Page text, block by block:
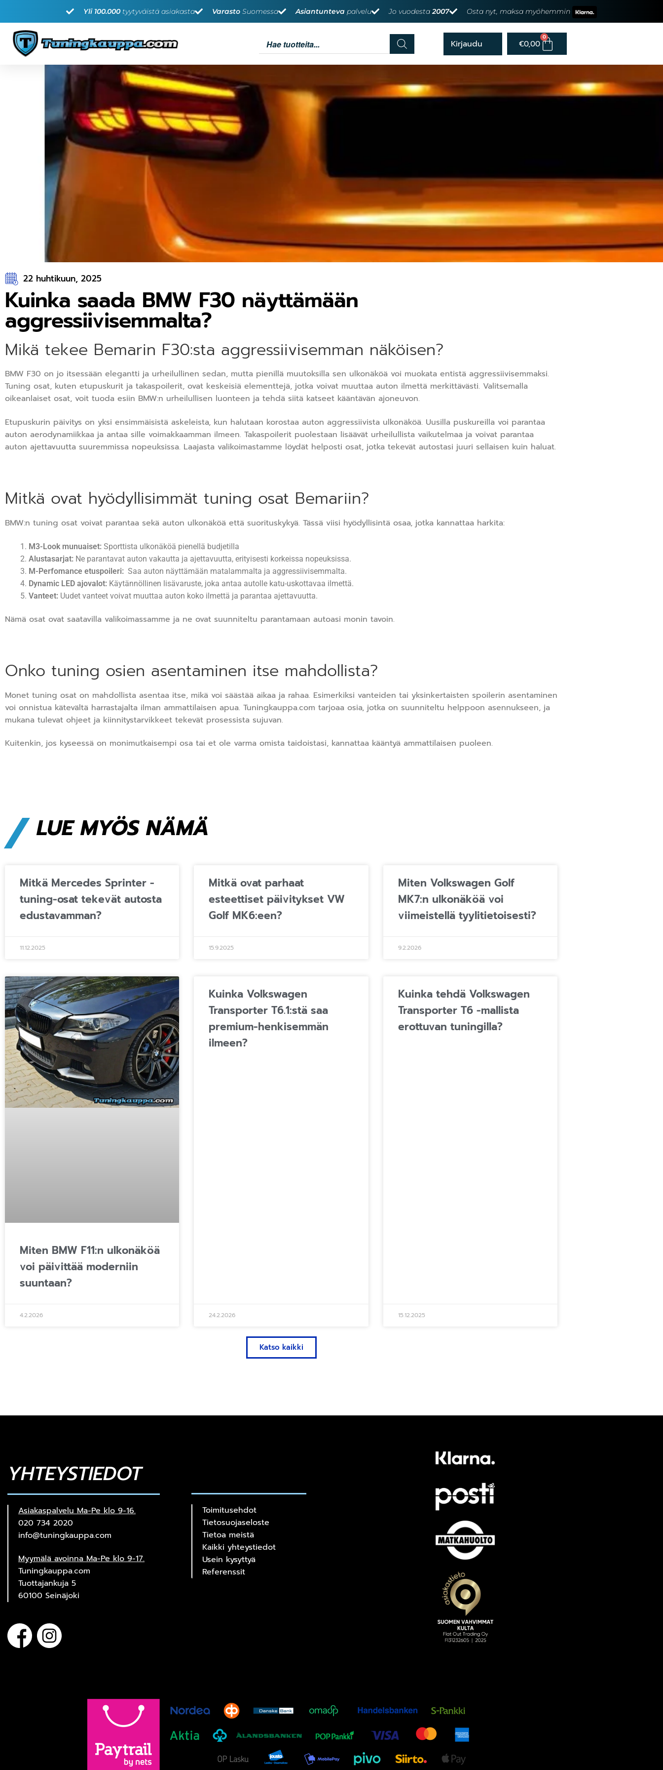
Yli 100.000 tyytyväistä asiakasta Varasto Suomessa Asiantunteva palvelu Jo vuodesta2007 Osta nyt, maksa myöhemmin
€0,00
0
22 huhtikuun, 2025
Kuinka saada BMW F30 näyttämään
aggressiivisemmalta?
Mikä tekee Bemarin F30:sta aggressiivisemman näköisen?
BMW F30 on jo itsessään elegantti ja urheilullinen sedan, mutta pienillä muutoksilla sen ulkonäköä voi muokata entistä aggressiivisemmaksi.
Tuning osat, kuten etupuskurit ja takaspoilerit, ovat keskeisiä elementtejä, jotka voivat muuttaa auton ilmettä merkittävästi. Valitsemalla
oikeanlaiset osat, voit tuoda esiin BMW:n urheilullisen luonteen ja tehdä siitä katseet kääntävän ajoneuvon.
Etupuskurin päivitys on yksi ensimmäisistä askeleista, kun halutaan korostaa auton aggressiivista ulkonäköä. Uusilla puskureilla voi parantaa
auton aerodynamiikkaa ja antaa sille voimakkaamman ilmeen. Takaspoilerit puolestaan lisäävät urheilullista vaikutelmaa ja voivat parantaa
auton ajettavuutta suuremmissa nopeuksissa. Laajasta valikoimastamme löydät helposti osat, jotka tekevät autostasi juuri sellaisen kuin haluat.
Mitkä ovat hyödyllisimmät tuning osat Bemariin?
BMW:n tuning osat voivat parantaa sekä auton ulkonäköä että suorituskykyä. Tässä viisi hyödyllisintä osaa, jotka kannattaa harkita:
M3-Look munuaiset: Sporttista ulkonäköä pienellä budjetilla
Alustasarjat: Ne parantavat auton vakautta ja ajettavuutta, erityisesti korkeissa nopeuksissa.
M-Perfomance etuspoileri: Saa auton näyttämään matalammalta ja aggressiivisemmalta.
Dynamic LED ajovalot: Käytännöllinen lisävaruste, joka antaa autolle katu-uskottavaa ilmettä.
Vanteet: Uudet vanteet voivat muuttaa auton koko ilmettä ja parantaa ajettavuutta.
Nämä osat ovat saatavilla valikoimassamme ja ne ovat suunniteltu parantamaan autoasi monin tavoin.
Onko tuning osien asentaminen itse mahdollista?
Monet tuning osat on mahdollista asentaa itse, mikä voi säästää aikaa ja rahaa. Esimerkiksi vanteiden tai yksinkertaisten spoilerin asentaminen
voi onnistua kätevältä harrastajalta ilman ammattilaisen apua. Tuningkauppa.com tarjoaa osia, jotka on suunniteltu helppoon asennukseen, ja
mukana tulevat ohjeet ja kiinnitystarvikkeet tekevät prosessista sujuvan.
Kuitenkin, jos kyseessä on monimutkaisempi osa tai et ole varma omista taidoistasi, kannattaa kääntyä ammattilaisen puoleen.
/ LUE MYÖS NÄMÄ
Mitkä Mercedes Sprinter -
tuning-osat tekevät autosta
edustavamman?
11.12.2025
Mitkä ovat parhaat
esteettiset päivitykset VW
Golf MK6:een?
15.9.2025
Miten Volkswagen Golf
MK7:n ulkonäköä voi
viimeistellä tyylitietoisesti?
9.2.2026
Miten BMW F11:n ulkonäköä
voi päivittää moderniin
suuntaan?
4.2.2026
Kuinka Volkswagen
Transporter T6.1:stä saa
premium-henkisemmän
ilmeen?
24.2.2026
Kuinka tehdä Volkswagen
Transporter T6 -mallista
erottuvan tuningilla?
15.12.2025
Katso kaikki
YHTEYSTIEDOT
Asiakaspalvelu Ma-Pe klo 9-16.
020 734 2020
info@tuningkauppa.com
Myymälä avoinna Ma-Pe klo 9-17.
Tuningkauppa.com
Tuottajankuja 5
60100 Seinäjoki
Toimitusehdot
Tietosuojaseloste
Tietoa meistä
Kaikki yhteystiedot
Usein kysyttyä
Referenssit